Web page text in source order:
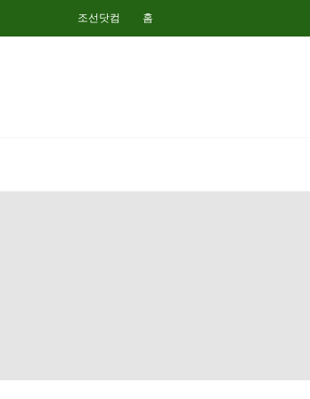
조선닷컴 홈